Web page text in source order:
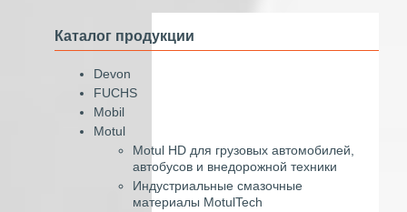
Каталог продукции
Devon
FUCHS
Mobil
Motul
Motul HD для грузовых автомобилей,
автобусов и внедорожной техники
Индустриальные смазочные
материалы MotulTech